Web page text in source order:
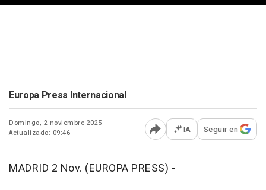
Europa Press Internacional
Domingo, 2 noviembre 2025
Actualizado: 09:46
Abrir opciones para
IA Seguir en
MADRID 2 Nov. (EUROPA PRESS) -